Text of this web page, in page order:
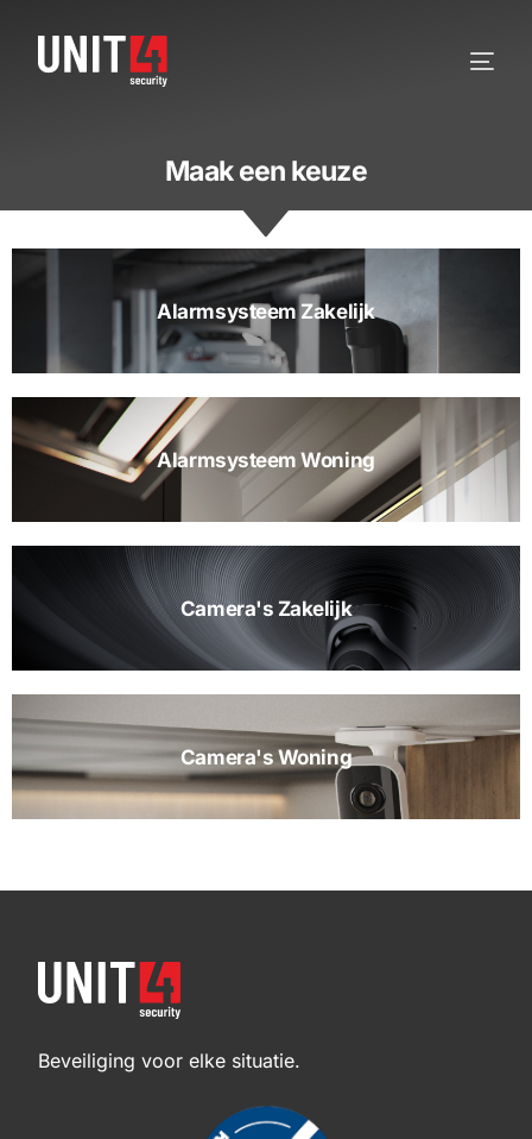
Maak een keuze
Alarmsysteem Zakelijk
Alarmsysteem Woning
Camera's Zakelijk
Camera's Woning
Beveiliging voor elke situatie.